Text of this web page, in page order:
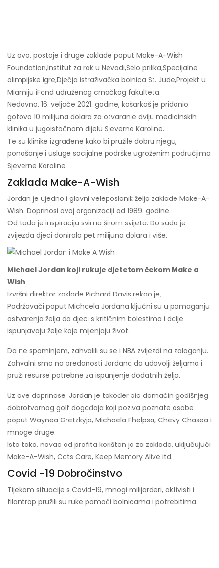
Uz ovo, postoje i druge zaklade poput Make-A-Wish
Foundation,Institut za rak u Nevadi,Selo prilika,Specijalne
olimpijske igre,Dječja istraživačka bolnica St. Jude,Projekt u
Miamiju iFond udruženog crnačkog fakulteta.
Nedavno, 16. veljače 2021. godine, košarkaš je pridonio
gotovo 10 milijuna dolara za otvaranje dviju medicinskih
klinika u jugoistočnom dijelu Sjeverne Karoline.
Te su klinike izgrađene kako bi pružile dobru njegu,
ponašanje i usluge socijalne podrške ugroženim područjima
Sjeverne Karoline.
Zaklada Make-A-Wish
Jordan je ujedno i glavni veleposlanik želja zaklade Make-A-
Wish. Doprinosi ovoj organizaciji od 1989. godine.
Od tada je inspiracija svima širom svijeta. Do sada je
zvijezda djeci donirala pet milijuna dolara i više.
Michael Jordan koji rukuje djetetom čekom Make a
Wish
Izvršni direktor zaklade Richard Davis rekao je,
Podržavači poput Michaela Jordana ključni su u pomaganju
ostvarenja želja da djeci s kritičnim bolestima i dalje
ispunjavaju želje koje mijenjaju život.
Da ne spominjem, zahvalili su se i NBA zvijezdi na zalaganju.
Zahvalni smo na predanosti Jordana da udovolji željama i
pruži resurse potrebne za ispunjenje dodatnih želja.
Uz ove doprinose, Jordan je također bio domaćin godišnjeg
dobrotvornog golf događaja koji poziva poznate osobe
poput Waynea Gretzkyja, Michaela Phelpsa, Chevy Chasea i
mnoge druge.
Isto tako, novac od profita korišten je za zaklade, uključujući
Make-A-Wish, Cats Care, Keep Memory Alive itd.
Covid -19 Dobročinstvo
Tijekom situacije s Covid-19, mnogi milijarderi, aktivisti i
filantrop pružili su ruke pomoći bolnicama i potrebitima.